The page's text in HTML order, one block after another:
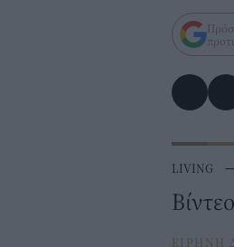
LIVING
ΕΙΡΗΝΗ